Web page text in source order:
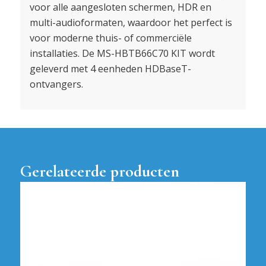
voor alle aangesloten schermen, HDR en
multi-audioformaten, waardoor het perfect is
voor moderne thuis- of commerciële
installaties. De MS-HBTB66C70 KIT wordt
geleverd met 4 eenheden HDBaseT-
ontvangers.
Gerelateerde producten